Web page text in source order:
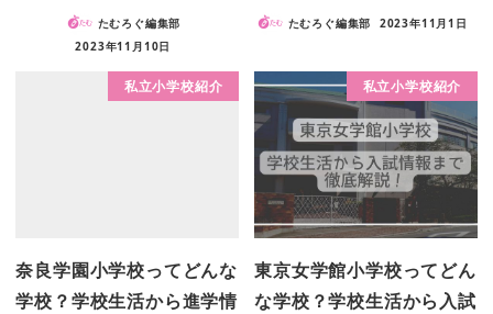
たむろぐ編集部
2023年11月10日
たむろぐ編集部 2023年11月1日
私立小学校紹介
奈良学園小学校ってどんな
学校？学校生活から進学情
私立小学校紹介
東京女学館小学校ってどん
な学校？学校生活から入試